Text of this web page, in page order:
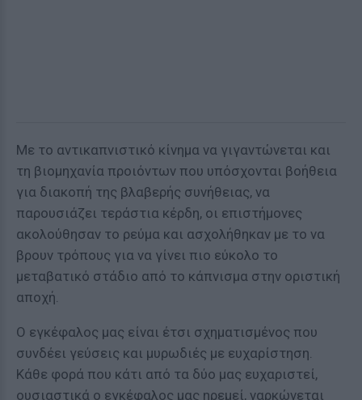
Με το αντικαπνιστικό κίνημα να γιγαντώνεται και
τη βιομηχανία προιόντων που υπόσχονται βοήθεια
για διακοπή της βλαβερής συνήθειας, να
παρουσιάζει τεράστια κέρδη, οι επιστήμονες
ακολούθησαν το ρεύμα και ασχολήθηκαν με το να
βρουν τρόπους για να γίνει πιο εύκολο το
μεταβατικό στάδιο από το κάπνισμα στην οριστική
αποχή.
Ο εγκέφαλος μας είναι έτσι σχηματισμένος που
συνδέει γεύσεις και μυρωδιές με ευχαρίστηση.
Κάθε φορά που κάτι από τα δύο μας ευχαριστεί,
ουσιαστικά ο εγκέφαλος μας ηρεμεί, ναρκώνεται